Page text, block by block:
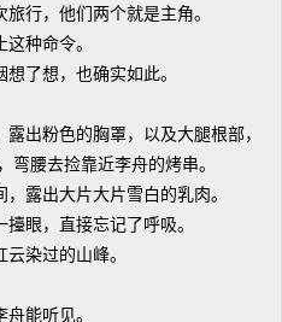
行，他们两个就是主角。
种命令。
了想，也确实如此。
粉色的胸罩，以及大腿根部，
弯腰去捡靠近李舟的烤串。
露出大片大片雪白的乳肉。
眼，直接忘记了呼吸。
染过的山峰。
能听见。